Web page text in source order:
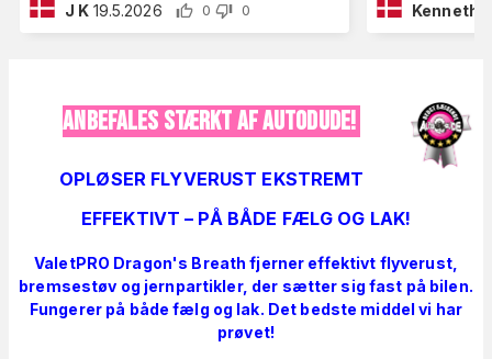
J K 19.5.2026 0 0 Kenneth
ANBEFALES STÆRKT AF AUTODUDE!
OPLØSER FLYVERUST EKSTREMT
EFFEKTIVT – PÅ BÅDE FÆLG OG LAK!
ValetPRO Dragon's Breath fjerner effektivt flyverust,
bremsestøv og jernpartikler, der sætter sig fast på bilen.
Fungerer på både fælg og lak. Det bedste middel vi har
prøvet!